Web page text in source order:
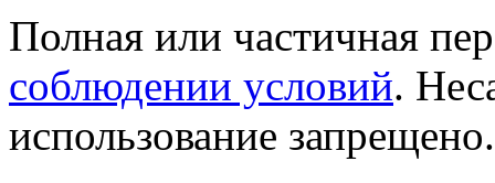
Полная или частичная
соблюдении условий.
использование